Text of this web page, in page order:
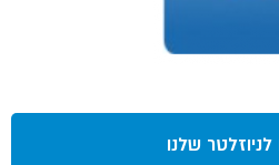
שלנו